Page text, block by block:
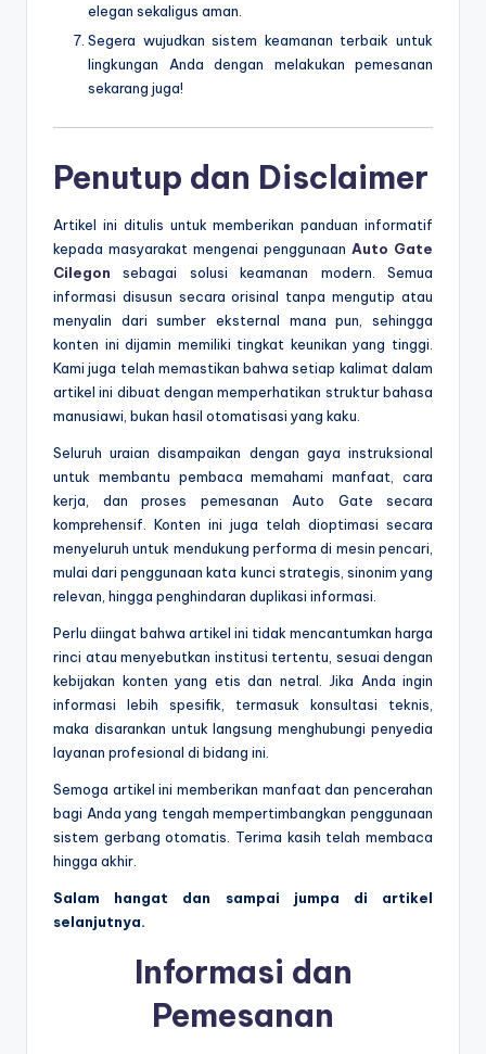
elegan sekaligus aman.
Segera wujudkan sistem keamanan terbaik untuk
lingkungan Anda dengan melakukan pemesanan
sekarang juga!
Penutup dan Disclaimer
Artikel ini ditulis untuk memberikan panduan informatif
kepada masyarakat mengenai penggunaan Auto Gate
Cilegon sebagai solusi keamanan modern. Semua
informasi disusun secara orisinal tanpa mengutip atau
menyalin dari sumber eksternal mana pun, sehingga
konten ini dijamin memiliki tingkat keunikan yang tinggi.
Kami juga telah memastikan bahwa setiap kalimat dalam
artikel ini dibuat dengan memperhatikan struktur bahasa
manusiawi, bukan hasil otomatisasi yang kaku.
Seluruh uraian disampaikan dengan gaya instruksional
untuk membantu pembaca memahami manfaat, cara
kerja, dan proses pemesanan Auto Gate secara
komprehensif. Konten ini juga telah dioptimasi secara
menyeluruh untuk mendukung performa di mesin pencari,
mulai dari penggunaan kata kunci strategis, sinonim yang
relevan, hingga penghindaran duplikasi informasi.
Perlu diingat bahwa artikel ini tidak mencantumkan harga
rinci atau menyebutkan institusi tertentu, sesuai dengan
kebijakan konten yang etis dan netral. Jika Anda ingin
informasi lebih spesifik, termasuk konsultasi teknis,
maka disarankan untuk langsung menghubungi penyedia
layanan profesional di bidang ini.
Semoga artikel ini memberikan manfaat dan pencerahan
bagi Anda yang tengah mempertimbangkan penggunaan
sistem gerbang otomatis. Terima kasih telah membaca
hingga akhir.
Salam hangat dan sampai jumpa di artikel
selanjutnya.
Informasi dan
Pemesanan